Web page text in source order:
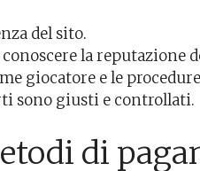
del sito.
la reputazione
giocatore e le
sono giusti e controllati.
di